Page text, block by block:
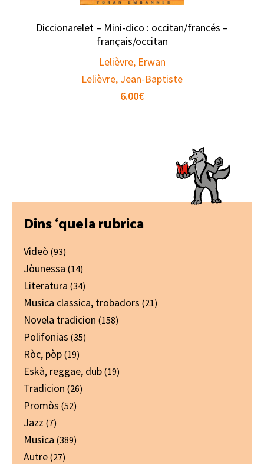
Diccionarelet – Mini-dico : occitan/francés –
français/occitan
Lelièvre, Erwan
Lelièvre, Jean-Baptiste
6.00€
Primary
Sidebar
Dins ‘quela rubrica
Videò (93)
Jòunessa (14)
Literatura (34)
Musica classica, trobadors (21)
Novela tradicion (158)
Polifonias (35)
Ròc, pòp (19)
Eskà, reggae, dub (19)
Tradicion (26)
Promòs (52)
Jazz (7)
Musica (389)
Autre (27)